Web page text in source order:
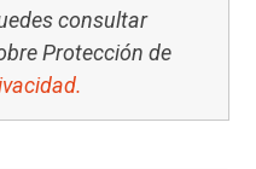
consultar
Protección de